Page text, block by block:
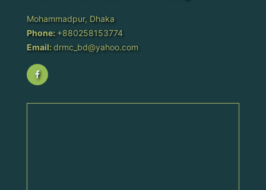
Mohammadpur, Dhaka
Phone: +880258153774
Email: drmc_bd@yahoo.com